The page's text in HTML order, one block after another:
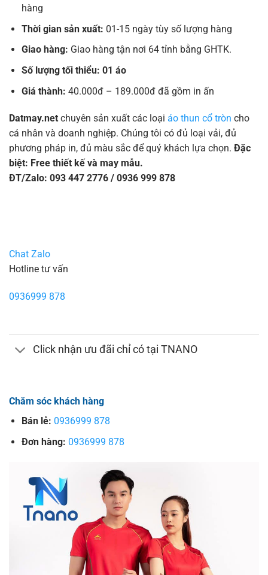
hàng
Thời gian sản xuất: 01-15 ngày tùy số lượng hàng
Giao hàng: Giao hàng tận nơi 64 tỉnh bằng GHTK.
Số lượng tối thiểu: 01 áo
Giá thành: 40.000đ – 189.000đ đã gồm in ấn
Datmay.net chuyên sản xuất các loại áo thun cổ tròn cho
cá nhân và doanh nghiệp. Chúng tôi có đủ loại vải, đủ
phương pháp in, đủ màu sắc để quý khách lựa chọn. Đặc
biệt: Free thiết kế và may mẫu.
ĐT/Zalo: 093 447 2776 / 0936 999 878
Chat Zalo
Hotline tư vấn
0936999 878
Click nhận ưu đãi chỉ có tại TNANO
Chăm sóc khách hàng
Bán lẻ: 0936999 878
Đơn hàng: 0936999 878